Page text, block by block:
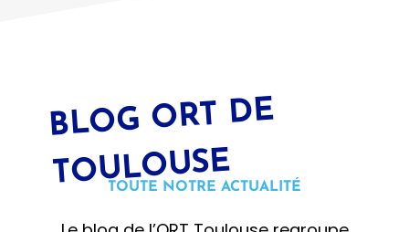
BL
OG
ORT DE
T
OUL
OUSE
TOUTE NOTRE ACTUALITÉ